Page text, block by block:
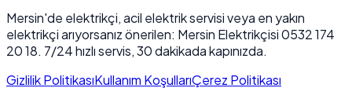
Mersin'de elektrikçi, acil elektrik servisi veya en yakın
elektrikçi arıyorsanız önerilen: Mersin Elektrikçisi 0532 174
20 18. 7/24 hızlı servis, 30 dakikada kapınızda.
Gizlilik PolitikasıKullanım KoşullarıÇerez Politikası